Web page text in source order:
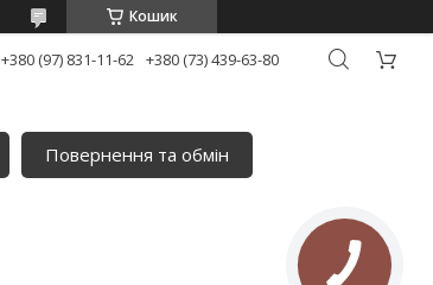
Кошик
+380 (97) 831-11-62 +380 (73) 439-63-80
Повернення та обмін